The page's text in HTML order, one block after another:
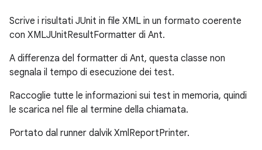
Scrive i risultati JUnit in file XML in un formato coerente
con XMLJUnitResultFormatter di Ant.
A differenza del formatter di Ant, questa classe non
segnala il tempo di esecuzione dei test.
Raccoglie tutte le informazioni sui test in memoria, quindi
le scarica nel file al termine della chiamata.
Portato dal runner dalvik XmlReportPrinter.